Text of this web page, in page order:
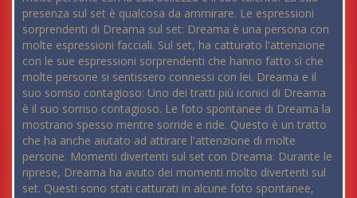
presenza sul set è qualcosa da ammirare. Le espressioni
sorprendenti di Dreama sul set: Dreama è una persona con
molte espressioni facciali. Sul set, ha catturato l'attenzione
con le sue espressioni sorprendenti che hanno fatto sì che
molte persone si sentissero connessi con lei. Dreama e il
suo sorriso contagioso: Uno dei tratti più iconici di Dreama
è il suo sorriso contagioso. Le foto spontanee di Dreama la
mostrano spesso mentre sorride e ride. Questo è un tratto
che ha anche aiutato ad attirare l'attenzione di molte
persone. Momenti divertenti sul set con Dreama: Durante le
riprese, Dreama ha avuto dei momenti molto divertenti sul
set. Questi sono stati catturati in alcune foto spontanee,